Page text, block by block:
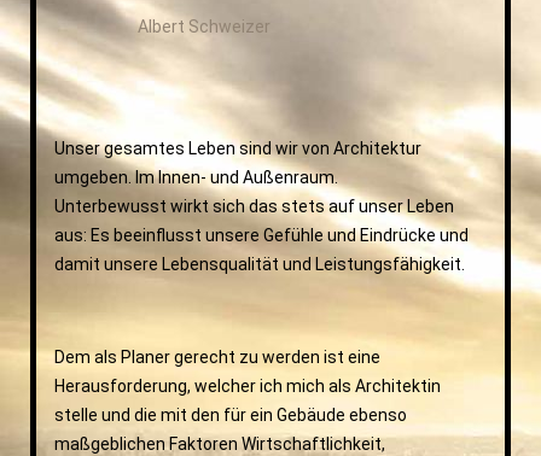
Albert Schweizer
Unser gesamtes Leben sind wir von Architektur
umgeben. Im Innen- und Außenraum.
Unterbewusst wirkt sich das stets auf unser Leben
aus: Es beeinflusst unsere Gefühle und Eindrücke und
damit unsere Lebensqualität und Leistungsfähigkeit.
Dem als Planer gerecht zu werden ist eine
Herausforderung, welcher ich mich als Architektin
stelle und die mit den für ein Gebäude ebenso
maßgeblichen Faktoren Wirtschaftlichkeit,